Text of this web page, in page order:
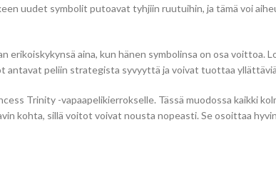
uudet symbolit putoavat tyhjiin ruutuihin, ja tämä voi
erikoiskykynsä aina, kun hänen symbolinsa on osa voittoa.
antavat peliin strategista syvyyttä ja voivat tuottaa
Trinity -vapaapelikierrokselle. Tässä muodossa kaikki
kohta, sillä voitot voivat nousta nopeasti. Se osoittaa